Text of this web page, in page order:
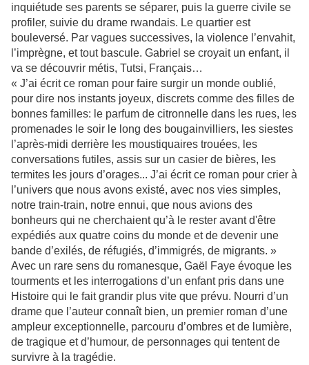
inquiétude ses parents se séparer, puis la guerre civile se
profiler, suivie du drame rwandais. Le quartier est
bouleversé. Par vagues successives, la violence l’envahit,
l’imprègne, et tout bascule. Gabriel se croyait un enfant, il
va se découvrir métis, Tutsi, Français…
« J’ai écrit ce roman pour faire surgir un monde oublié,
pour dire nos instants joyeux, discrets comme des filles de
bonnes familles: le parfum de citronnelle dans les rues, les
promenades le soir le long des bougainvilliers, les siestes
l’après-midi derrière les moustiquaires trouées, les
conversations futiles, assis sur un casier de bières, les
termites les jours d’orages... J’ai écrit ce roman pour crier à
l’univers que nous avons existé, avec nos vies simples,
notre train-train, notre ennui, que nous avions des
bonheurs qui ne cherchaient qu’à le rester avant d'être
expédiés aux quatre coins du monde et de devenir une
bande d’exilés, de réfugiés, d’immigrés, de migrants. »
Avec un rare sens du romanesque, Gaël Faye évoque les
tourments et les interrogations d’un enfant pris dans une
Histoire qui le fait grandir plus vite que prévu. Nourri d’un
drame que l’auteur connaît bien, un premier roman d’une
ampleur exceptionnelle, parcouru d’ombres et de lumière,
de tragique et d’humour, de personnages qui tentent de
survivre à la tragédie.